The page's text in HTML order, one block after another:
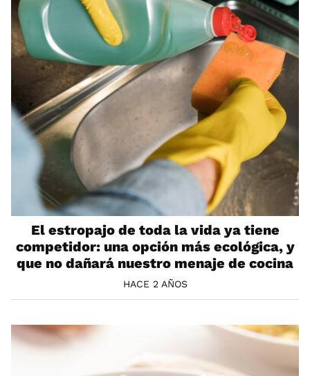
El estropajo de toda la vida ya tiene
competidor: una opción más ecológica, y
que no dañará nuestro menaje de cocina
HACE 2 AÑOS